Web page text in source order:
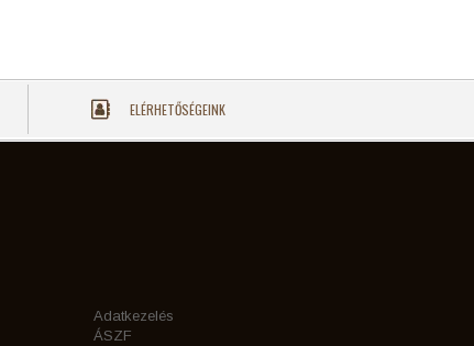
ELÉRHETŐSÉGEINK
Adatkezelés
ÁSZF